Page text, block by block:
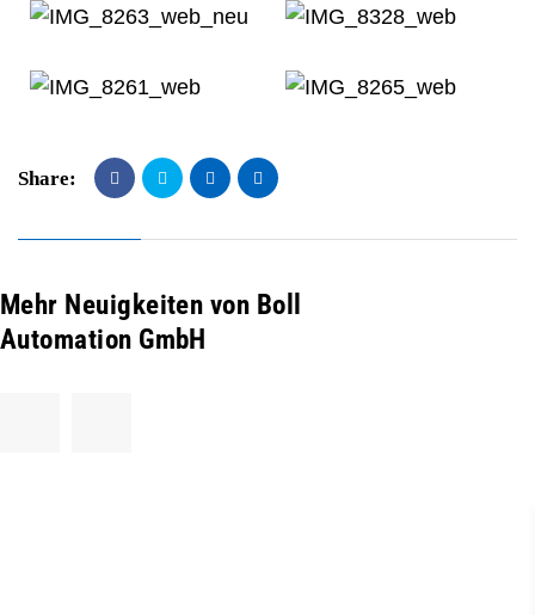
Share:
Mehr Neuigkeiten von Boll
Automation GmbH